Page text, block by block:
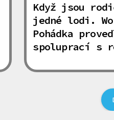
Když jsou
jedné lodi.
Pohádka
spoluprací s